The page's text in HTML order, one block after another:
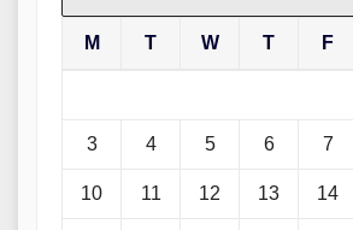
M T W T F
3 4 5 6 7
10 11 12 13 14